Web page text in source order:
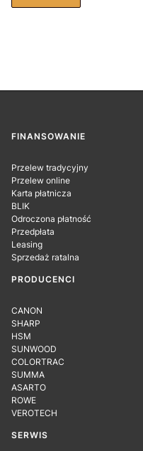
Linki w stopce
FINANSOWANIE
Przelew tradycyjny
Przelew online
Karta płatnicza
BLIK
Odroczona płatność
Przedpłata
Leasing
Sprzedaż ratalna
PRODUCENCI
CANON
SHARP
HSM
SUNWOOD
COLORTRAC
SUMMA
ASARTO
ROWE
VEROTECH
SERWIS